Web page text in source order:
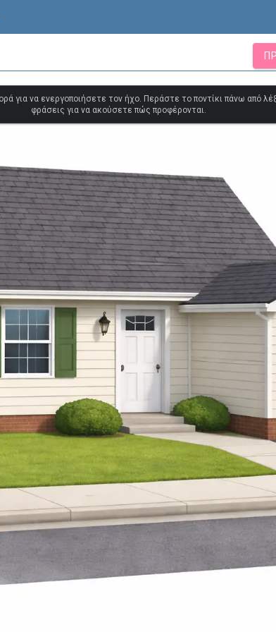
για να ενεργοποιήσετε τον ήχο. Περάστε το ποντίκι πάνω από
φράσεις για να ακούσετε πώς προφέρονται.